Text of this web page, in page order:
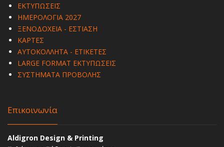
ΕΚΤΥΠΩΣΕΙΣ
ΗΜΕΡΟΛΟΓΙΑ 2027
ΞΕΝΟΔΟΧΕΙΑ - ΕΣΤΙΑΣΗ
ΚΑΡΤΕΣ
ΑΥΤΟΚΟΛΛΗΤΑ - ΕΤΙΚΕΤΕΣ
LARGE FORMAT ΕΚΤΥΠΩΣΕΙΣ
ΣΥΣΤΗΜΑΤΑ ΠΡΟΒΟΛΗΣ
Επικοινωνία
Aldigron Design & Printing